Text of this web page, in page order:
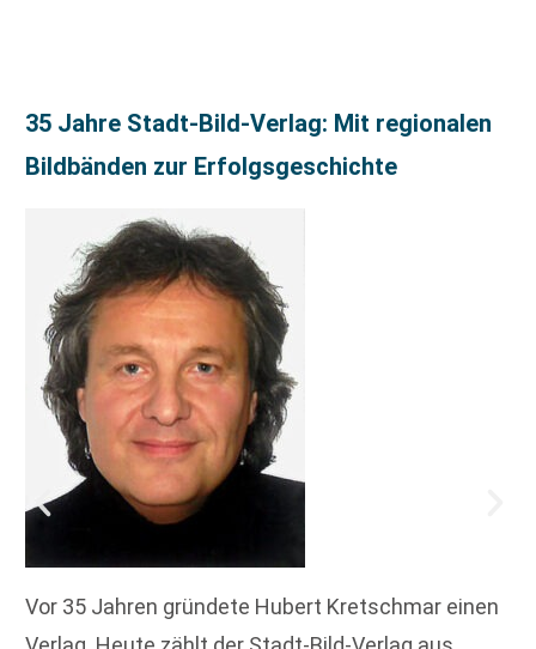
35 Jahre Stadt-Bild-Verlag: Mit regionalen
Bildbänden zur Erfolgsgeschichte
Vor 35 Jahren gründete Hubert Kretschmar einen